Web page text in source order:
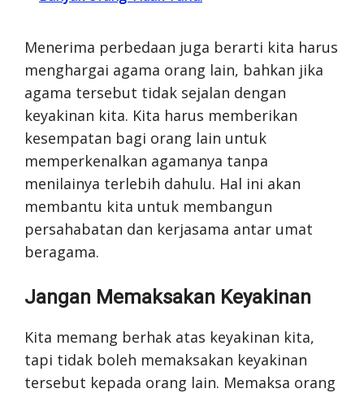
Menerima perbedaan juga berarti kita harus
menghargai agama orang lain, bahkan jika
agama tersebut tidak sejalan dengan
keyakinan kita. Kita harus memberikan
kesempatan bagi orang lain untuk
memperkenalkan agamanya tanpa
menilainya terlebih dahulu. Hal ini akan
membantu kita untuk membangun
persahabatan dan kerjasama antar umat
beragama.
Jangan Memaksakan Keyakinan
Kita memang berhak atas keyakinan kita,
tapi tidak boleh memaksakan keyakinan
tersebut kepada orang lain. Memaksa orang